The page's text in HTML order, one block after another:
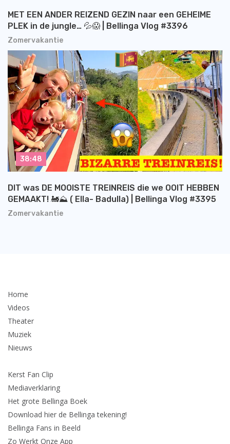
Zomervakantie
MET EEN ANDER REIZEND GEZIN naar een GEHEIME
PLEK in de jungle… 💦😱 | Bellinga Vlog #3396
Zomervakantie
DIT was DE MOOISTE TREINREIS die we OOIT HEBBEN
GEMAAKT! 🚂⛰️ ( Ella- Badulla) | Bellinga Vlog #3395
38:48
Home
Videos
Theater
Muziek
Nieuws
Kerst Fan Clip
Mediaverklaring
Het grote Bellinga Boek
Download hier de Bellinga tekening!
Bellinga Fans in Beeld
Zo Werkt Onze App